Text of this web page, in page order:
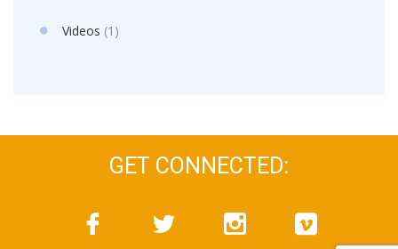
Videos (1)
GET CONNECTED: